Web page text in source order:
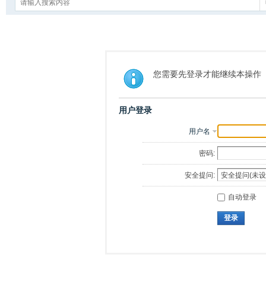
您需要先登录才能继续本操作
用户登录
用户名
密码:
安全提问:
自动登录
登录